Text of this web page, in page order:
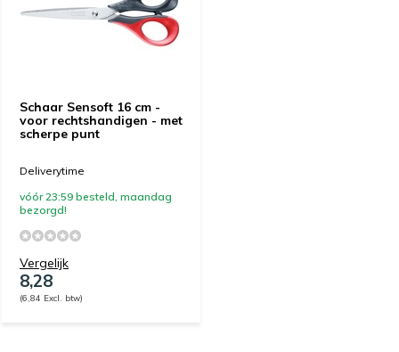
Schaar Sensoft 16 cm -
voor rechtshandigen - met
scherpe punt
Deliverytime
vóór 23:59 besteld, maandag
bezorgd!
Vergelijk
8,28
(6,84 Excl. btw)